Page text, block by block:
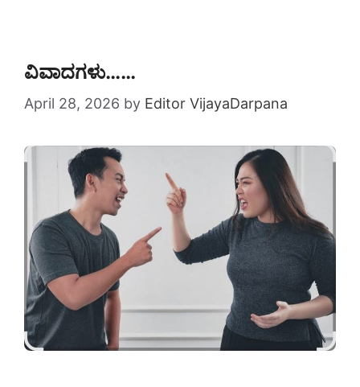
ವಿವಾದಗಳು……
April 28, 2026 by Editor VijayaDarpana